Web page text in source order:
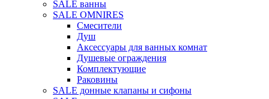
SALE ванны
SALE OMNIRES
Смесители
Душ
Аксессуары для ванных комнат
Душевые ограждения
Комплектующие
Раковины
SALE донные клапаны и сифоны